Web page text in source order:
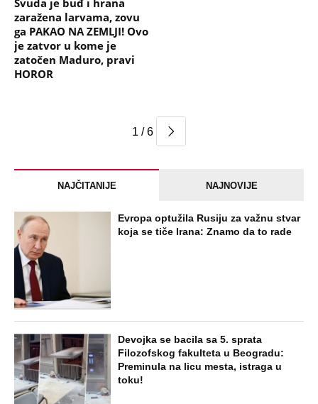
Svuda je buđ i hrana
zaražena larvama, zovu
ga PAKAO NA ZEMLJI! Ovo
je zatvor u kome je
zatočen Maduro, pravi
HOROR
1 / 6
NAJČITANIJE NAJNOVIJE
Evropa optužila Rusiju za važnu stvar
koja se tiče Irana: Znamo da to rade
Devojka se bacila sa 5. sprata
Filozofskog fakulteta u Beogradu:
Preminula na licu mesta, istraga u
toku!